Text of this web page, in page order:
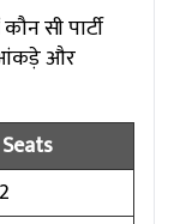
सी पार्टी
आंकड़े और